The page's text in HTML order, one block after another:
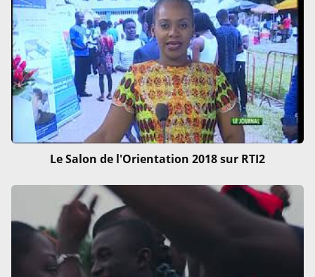
Le Salon de l'Orientation 2018 sur RTI2